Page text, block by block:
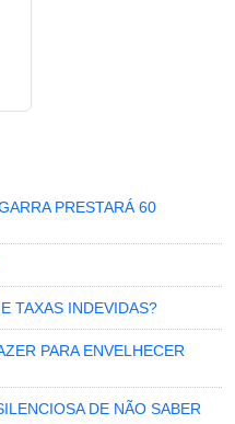
PRESTARÁ 60
TAXAS INDEVIDAS?
PARA ENVELHECER
DE NÃO SABER